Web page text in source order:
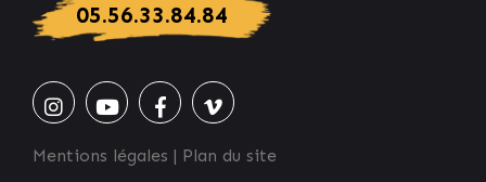
05.56.33.84.84
Mentions légales | Plan du site